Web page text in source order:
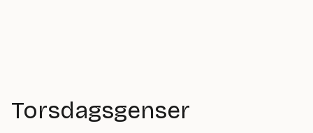
Torsdagsgenser